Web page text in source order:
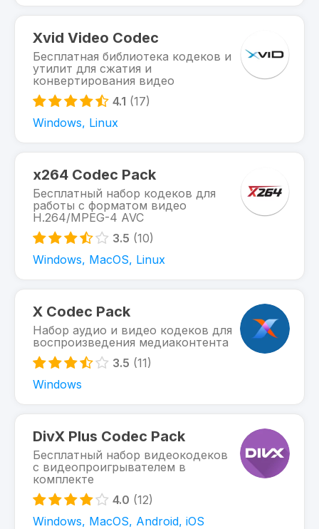
Xvid Video Codec
Бесплатная библиотека кодеков и
утилит для сжатия и
конвертирования видео
4.1 (17)
Windows, Linux
x264 Codec Pack
Бесплатный набор кодеков для
работы с форматом видео
H.264/MPEG-4 AVC
3.5 (10)
Windows, MacOS, Linux
X Codec Pack
Набор аудио и видео кодеков для
воспроизведения медиаконтента
3.5 (11)
Windows
DivX Plus Codec Pack
Бесплатный набор видеокодеков
с видеопроигрывателем в
комплекте
4.0 (12)
Windows, MacOS, Android, iOS